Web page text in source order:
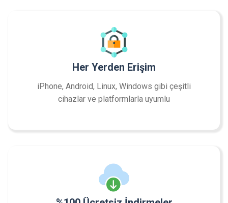
Her Yerden Erişim
iPhone, Android, Linux, Windows gibi çeşitli
cihazlar ve platformlarla uyumlu